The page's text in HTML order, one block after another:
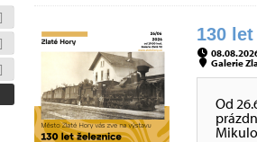
130
Galerie
Od